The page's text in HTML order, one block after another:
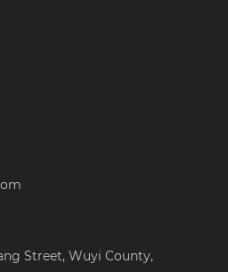
Street, Wuyi County,